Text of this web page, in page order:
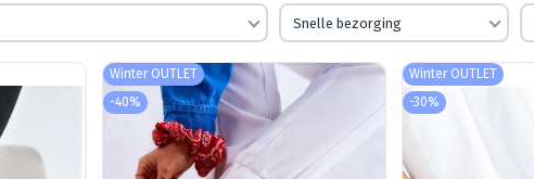
Snelle bezorging
Winter OUTLET
-40%
Winter OUTLET
-30%